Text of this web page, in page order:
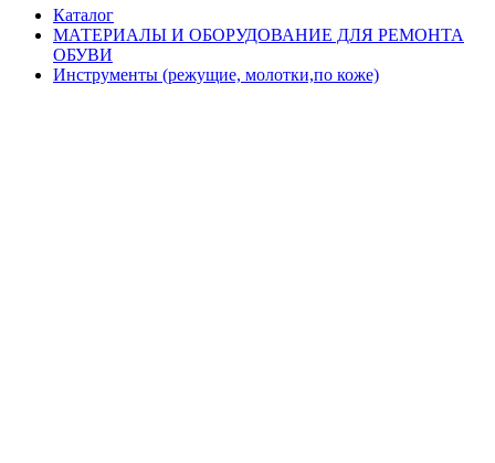
Каталог
МАТЕРИАЛЫ И ОБОРУДОВАНИЕ ДЛЯ РЕМОНТА
ОБУВИ
Инструменты (режущие, молотки,по коже)